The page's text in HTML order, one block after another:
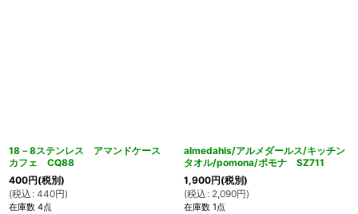
18－8ステンレス アマンドケース
カフェ CQ88
400円(税別)
(税込 : 440円)
在庫数 4点
almedahls/アルメダールス/キッチン
タオル/pomona/ポモナ SZ711
1,900円(税別)
(税込 : 2,090円)
在庫数 1点